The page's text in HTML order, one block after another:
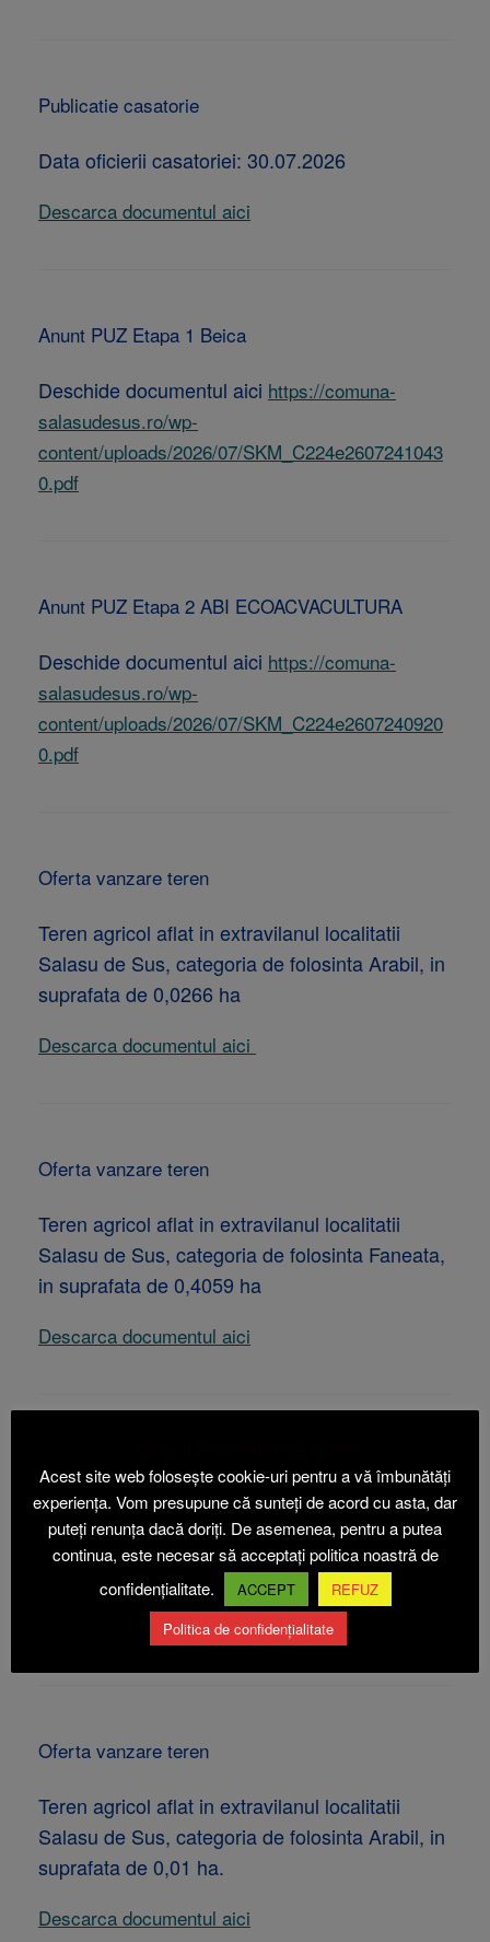
Publicatie casatorie
Data oficierii casatoriei: 30.07.2026
Descarca documentul aici
Anunt PUZ Etapa 1 Beica
Deschide documentul aici https://comuna-
salasudesus.ro/wp-
content/uploads/2026/07/SKM_C224e2607241043
0.pdf
Anunt PUZ Etapa 2 ABI ECOACVACULTURA
Deschide documentul aici https://comuna-
salasudesus.ro/wp-
content/uploads/2026/07/SKM_C224e2607240920
0.pdf
Oferta vanzare teren
Teren agricol aflat in extravilanul localitatii
Salasu de Sus, categoria de folosinta Arabil, in
suprafata de 0,0266 ha
Descarca documentul aici
Oferta vanzare teren
Teren agricol aflat in extravilanul localitatii
Salasu de Sus, categoria de folosinta Faneata,
in suprafata de 0,4059 ha
Descarca documentul aici
Teren agricol aflat in extravilanul localitatii
Salasu de Sus, categoria de folosinta Arabil, in
suprafata de 1,4492 ha
Descarca documentul aici
Oferta vanzare teren
Teren agricol aflat in extravilanul localitatii
Salasu de Sus, categoria de folosinta Arabil, in
suprafata de 0,01 ha.
Descarca documentul aici
Acest site web folosește cookie-uri pentru a vă îmbunătăți
experiența. Vom presupune că sunteți de acord cu asta, dar
puteți renunța dacă doriți. De asemenea, pentru a putea
continua, este necesar să acceptați politica noastră de
confidențialitate.
ACCEPT
REFUZ
Politica de confidențialitate